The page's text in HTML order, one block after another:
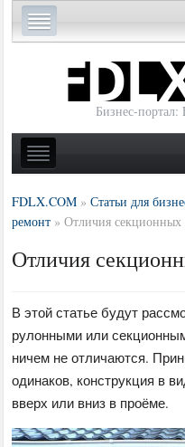
Бизнес-портал:
FDLX.COM »Статьи для
ремонт »Отличия
Отличия
В этой статье будут
рулонными или
ничем не отличаются.
одинаков, конструкция в
вверх или вниз в проёме.